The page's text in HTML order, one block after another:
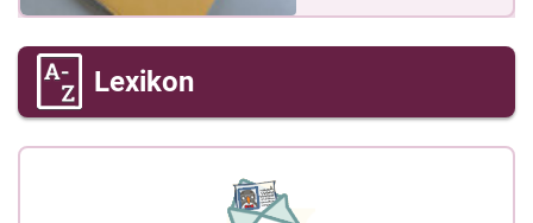
Lexikon